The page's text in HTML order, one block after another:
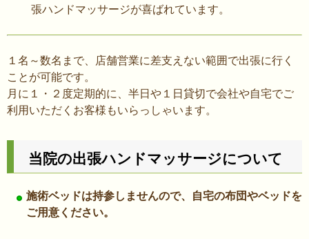
張ハンドマッサージが喜ばれています。
１名～数名まで、店舗営業に差支えない範囲で出張に行く
ことが可能です。
月に１・２度定期的に、半日や１日貸切で会社や自宅でご
利用いただくお客様もいらっしゃいます。
当院の出張ハンドマッサージについて
施術ベッドは持参しませんので、自宅の布団やベッドを
ご用意ください。